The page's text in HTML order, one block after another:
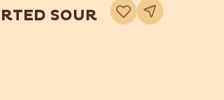
SOUR
Adicionar
à
lista